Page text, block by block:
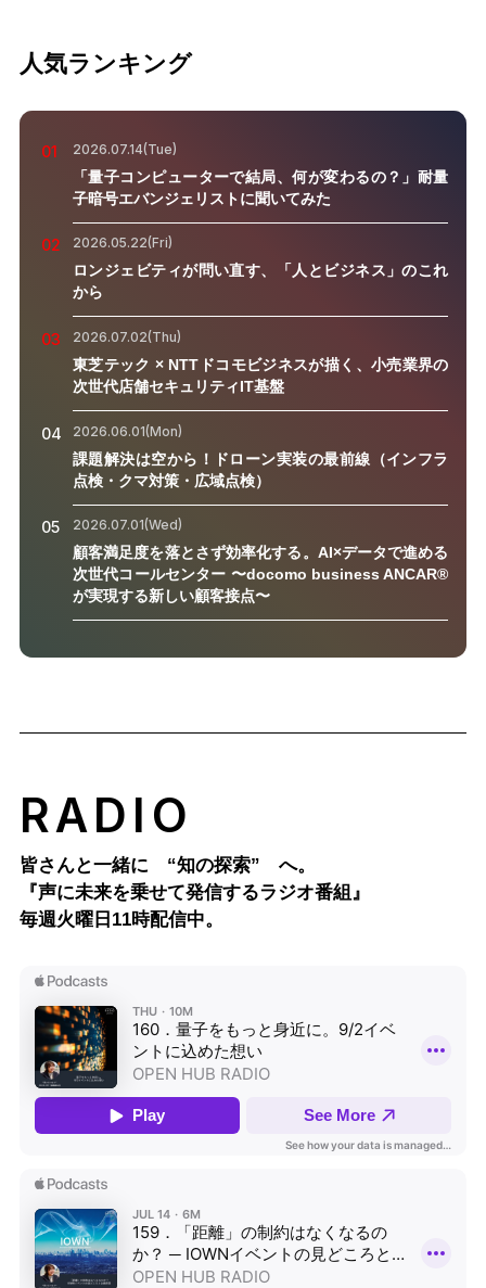
人気ランキング
01 2026.07.14(Tue)
「量子コンピューターで結局、何が変わるの？」耐量
子暗号エバンジェリストに聞いてみた
02 2026.05.22(Fri)
ロンジェビティが問い直す、「人とビジネス」のこれ
から
03 2026.07.02(Thu)
東芝テック × NTTドコモビジネスが描く、小売業界の
次世代店舗セキュリティIT基盤
04 2026.06.01(Mon)
課題解決は空から！ドローン実装の最前線（インフラ
点検・クマ対策・広域点検）
05 2026.07.01(Wed)
顧客満足度を落とさず効率化する。AI×データで進める
次世代コールセンター 〜docomo business ANCAR®
が実現する新しい顧客接点〜
RADIO
皆さんと一緒に “知の探索” へ。
『声に未来を乗せて発信するラジオ番組』
毎週火曜日11時配信中。